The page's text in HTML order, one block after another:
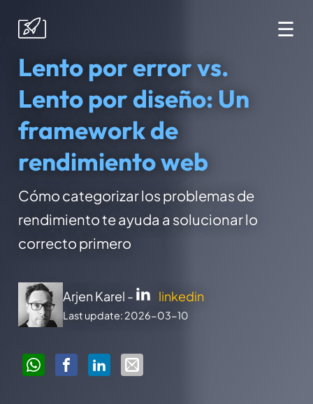
☰
Lento por error vs.
Lento por diseño: Un
framework de
rendimiento web
Cómo categorizar los problemas de
rendimiento te ayuda a solucionar lo
correcto primero
Arjen Karel - linkedin
Last update: 2026-03-10